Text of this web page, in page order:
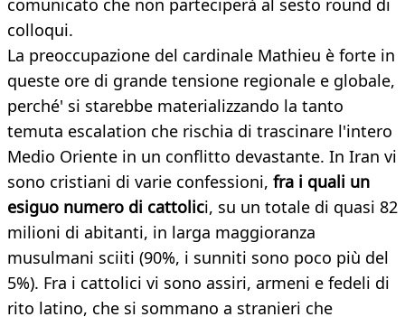
comunicato che non parteciperà al sesto round di
colloqui.
La preoccupazione del cardinale Mathieu è forte in
queste ore di grande tensione regionale e globale,
perché' si starebbe materializzando la tanto
temuta escalation che rischia di trascinare l'intero
Medio Oriente in un conflitto devastante. In Iran vi
sono cristiani di varie confessioni, fra i quali un
esiguo numero di cattolici, su un totale di quasi 82
milioni di abitanti, in larga maggioranza
musulmani sciiti (90%, i sunniti sono poco più del
5%). Fra i cattolici vi sono assiri, armeni e fedeli di
rito latino, che si sommano a stranieri che